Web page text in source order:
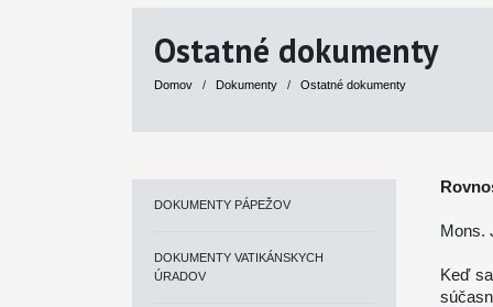
Ostatné dokumenty
Domov / Dokumenty / Ostatné dokumenty
DOKUMENTY PÁPEŽOV
DOKUMENTY VATIKÁNSKYCH
ÚRADOV
Mons.
Keď